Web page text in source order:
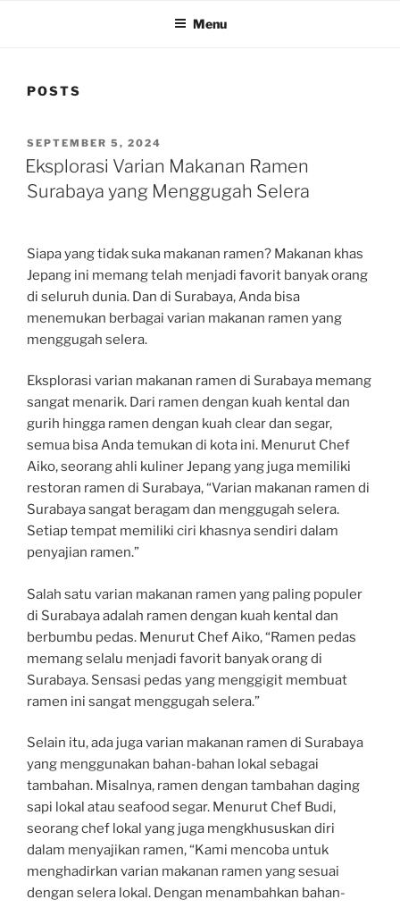
Menu
POSTS
POSTED
ON
SEPTEMBER 5, 2024
Eksplorasi Varian Makanan Ramen
Surabaya yang Menggugah Selera
Siapa yang tidak suka makanan ramen? Makanan khas
Jepang ini memang telah menjadi favorit banyak orang
di seluruh dunia. Dan di Surabaya, Anda bisa
menemukan berbagai varian makanan ramen yang
menggugah selera.
Eksplorasi varian makanan ramen di Surabaya memang
sangat menarik. Dari ramen dengan kuah kental dan
gurih hingga ramen dengan kuah clear dan segar,
semua bisa Anda temukan di kota ini. Menurut Chef
Aiko, seorang ahli kuliner Jepang yang juga memiliki
restoran ramen di Surabaya, “Varian makanan ramen di
Surabaya sangat beragam dan menggugah selera.
Setiap tempat memiliki ciri khasnya sendiri dalam
penyajian ramen.”
Salah satu varian makanan ramen yang paling populer
di Surabaya adalah ramen dengan kuah kental dan
berbumbu pedas. Menurut Chef Aiko, “Ramen pedas
memang selalu menjadi favorit banyak orang di
Surabaya. Sensasi pedas yang menggigit membuat
ramen ini sangat menggugah selera.”
Selain itu, ada juga varian makanan ramen di Surabaya
yang menggunakan bahan-bahan lokal sebagai
tambahan. Misalnya, ramen dengan tambahan daging
sapi lokal atau seafood segar. Menurut Chef Budi,
seorang chef lokal yang juga mengkhususkan diri
dalam menyajikan ramen, “Kami mencoba untuk
menghadirkan varian makanan ramen yang sesuai
dengan selera lokal. Dengan menambahkan bahan-